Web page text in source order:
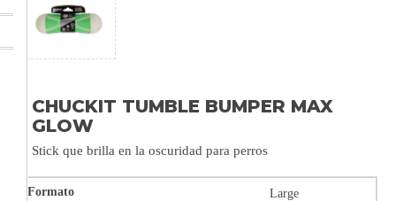
CHUCKIT TUMBLE BUMPER MAX
GLOW
Stick que brilla en la oscuridad para perros
Large